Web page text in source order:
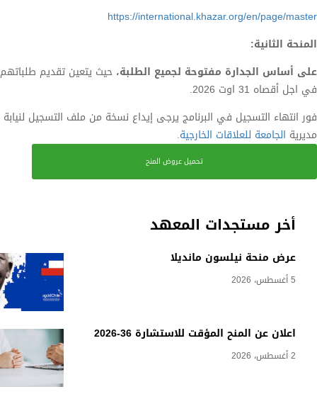
أخر مستجدات المعهد
عرض منحة نيلسون مانديلا
5 أغسطس، 2026
اعلان عن المنح المؤقت للاستشارة 36-2026
2 أغسطس، 2026
https://international.khazar.org/en/page/master
المنحة الثانية:
على أساس الجدارة مفتوحة لجميع الطلبة، حيث يتعين تقديم طلباتهم
في اجل أقصاه 31 اوت 2026.
فور انتهاء التسجيل في البرنامج يرجى إيداع نسخة من ملف التسجيل لنيابة
مديرية الجامعة للعلاقات الخارجية.
تحميل عروض المنح